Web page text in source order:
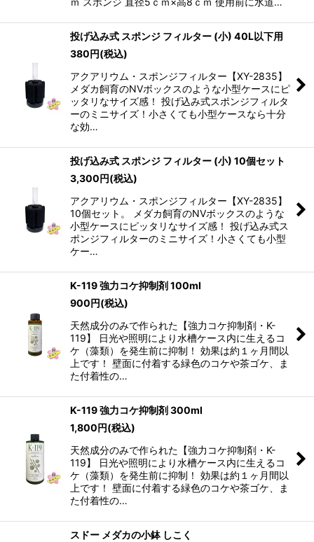
投げ込み式 スポンジ フィルター (小) 40L以下用
380円(税込)
アクアリウム・スポンジフィルター【XY-2835】
メダカ飼育のNVボックスのような小型ケースにピ
ッタリなサイズ感！ 投げ込み式スポンジフィルタ
ーのミニサイズ！小さくても小型ケースなら十分
な効…
投げ込み式 スポンジ フィルター (小) 10個セット
3,300円(税込)
アクアリウム・スポンジフィルター【XY-2835】
10個セット。 メダカ飼育のNVボックスのような
小型ケースにピッタリなサイズ感！ 投げ込み式ス
ポンジフィルターのミニサイズ！小さくても小型
ケー…
K-119 強力コケ抑制剤 100ml
900円(税込)
天然成分のみで作られた【強力コケ抑制剤・K-
119】 日光や照明により水槽ケース内に生えるコ
ケ（藻類）を発生前に抑制！ 効果は約１ヶ月間以
上です！ 壁面に付着する緑色のコケや茶ゴケ、ま
た付着性の…
K-119 強力コケ抑制剤 300ml
1,800円(税込)
天然成分のみで作られた【強力コケ抑制剤・K-
119】 日光や照明により水槽ケース内に生えるコ
ケ（藻類）を発生前に抑制！ 効果は約１ヶ月間以
上です！ 壁面に付着する緑色のコケや茶ゴケ、ま
た付着性の…
スドー メダカの小鉢 しこく